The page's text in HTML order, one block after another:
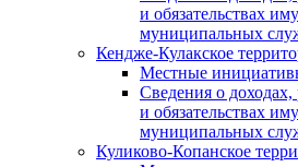
и обязательствах
муниципальных
Кендже-Кулакское
Местные
Сведения о
и обязательствах
муниципальных
Куликово-Копанское